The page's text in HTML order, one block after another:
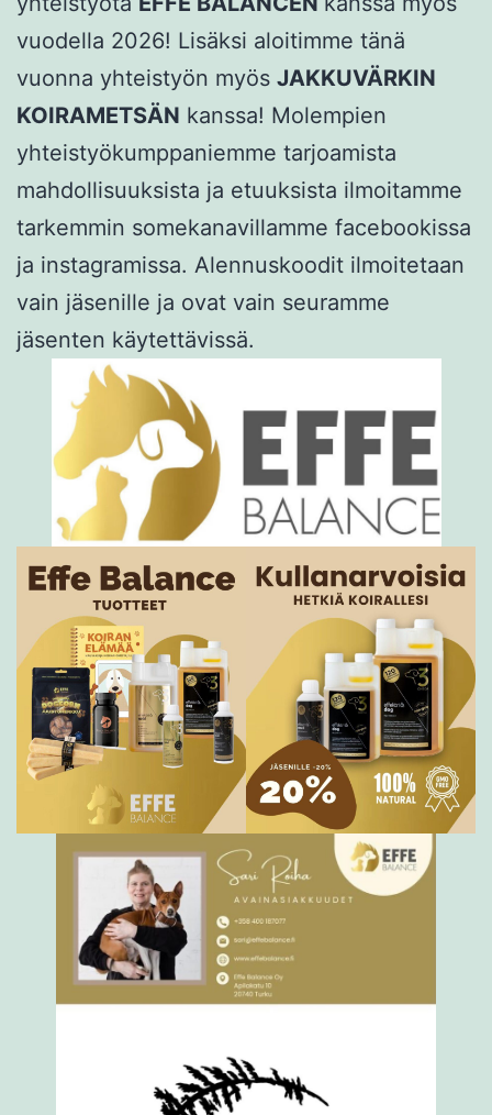
vuodella 2026! Lisäksi aloitimme tänä
vuonna yhteistyön myös JAKKUVÄRKIN
KOIRAMETSÄN kanssa! Molempien
yhteistyökumppaniemme tarjoamista
mahdollisuuksista ja etuuksista ilmoitamme
tarkemmin somekanavillamme facebookissa
ja instagramissa. Alennuskoodit ilmoitetaan
vain jäsenille ja ovat vain seuramme
jäsenten käytettävissä.